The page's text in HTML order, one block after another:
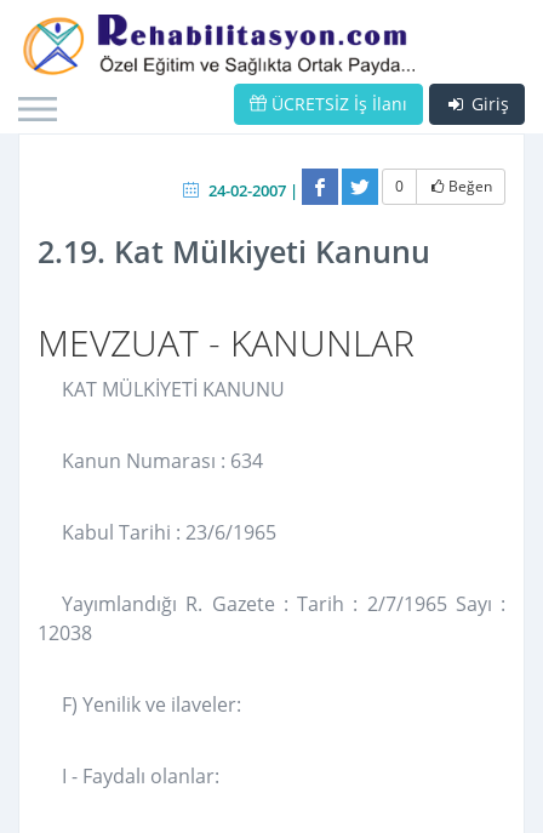
Giriş
ÜCRETSİZ İş İlanı
24-02-2007 | 0 Beğen
2.19. Kat Mülkiyeti Kanunu
MEVZUAT - KANUNLAR
KAT MÜLKİYETİ KANUNU
Kanun Numarası : 634
Kabul Tarihi : 23/6/1965
Yayımlandığı R. Gazete : Tarih : 2/7/1965 Sayı :
12038
F) Yenilik ve ilaveler:
I - Faydalı olanlar: